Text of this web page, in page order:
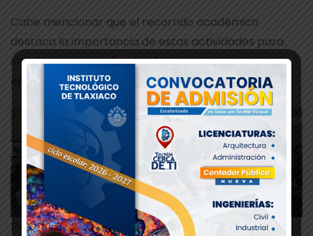
Cabe mencionar que el recorrido académico
destaca la importancia de estas actividades para
impulsar el aprendizaje práctico y la vinculación
entre la formación universitaria y el ámbito laboral.
Departamento de Comunicación y Difusión.